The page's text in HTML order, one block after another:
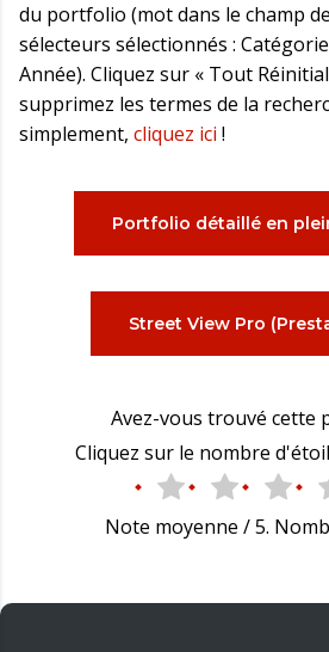
du portfolio (mot dans le champ
sélecteurs sélectionnés :
Année). Cliquez sur « Tout
supprimez les termes de la
simplement, cliquez ici !
Portfolio détaillé en
Street View Pro
Avez-vous trouvé cette
Cliquez sur le nombre
Note moyenne / 5.